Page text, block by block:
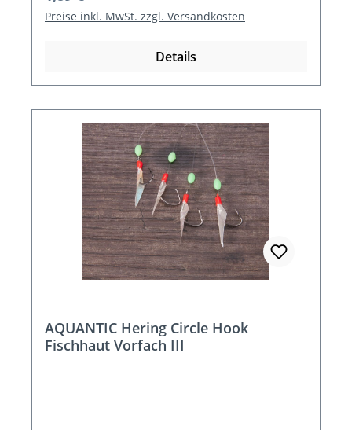
Preise inkl. MwSt. zzgl. Versandkosten
Details
AQUANTIC Hering Circle Hook
Fischhaut Vorfach III